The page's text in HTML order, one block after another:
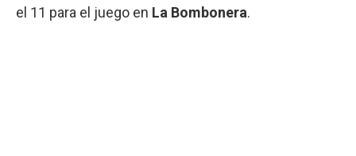
el 11 para el juego en La Bombonera.